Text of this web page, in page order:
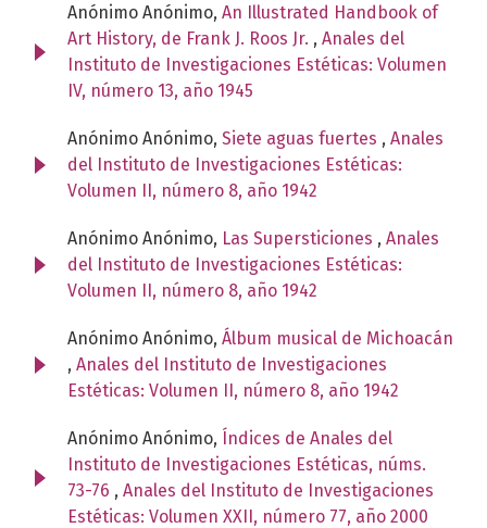
Anónimo Anónimo, An Illustrated Handbook of
Art History, de Frank J. Roos Jr. , Anales del
Instituto de Investigaciones Estéticas: Volumen
IV, número 13, año 1945
Anónimo Anónimo, Siete aguas fuertes , Anales
del Instituto de Investigaciones Estéticas:
Volumen II, número 8, año 1942
Anónimo Anónimo, Las Supersticiones , Anales
del Instituto de Investigaciones Estéticas:
Volumen II, número 8, año 1942
Anónimo Anónimo, Álbum musical de Michoacán
, Anales del Instituto de Investigaciones
Estéticas: Volumen II, número 8, año 1942
Anónimo Anónimo, Índices de Anales del
Instituto de Investigaciones Estéticas, núms.
73-76 , Anales del Instituto de Investigaciones
Estéticas: Volumen XXII, número 77, año 2000